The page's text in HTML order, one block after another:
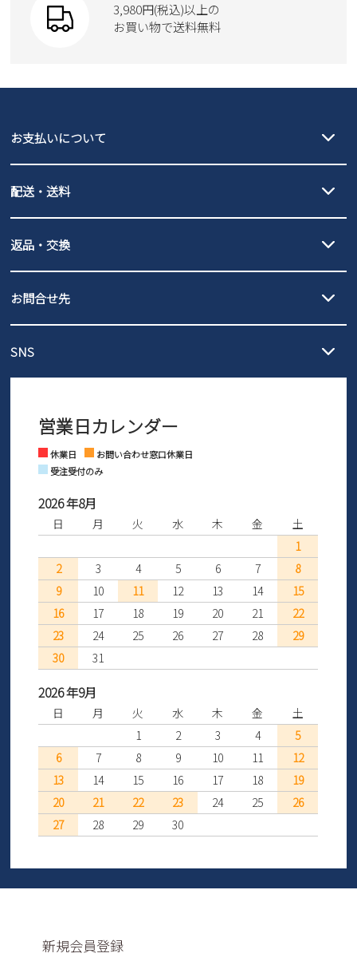
moz
Parade
GAP
new balance
瞬足
3,980円(税込)以上の
お買い物で送料無料
お支払いについて
PayPay（オンライン決済）、代金引換のご利用が可能です。
配送・送料
北海道・本州・四国・九州…550円
3,980円（税込）以上お買い上げで送料無料
発送日・送料詳細については
ご利用ください。
全国一律…220円（税込）
発送日・送料詳細についてはご利用ガイドを
ご利用ください。
返品・交換
の片道無料サービスを実施中！
ントとしても安心してご利用いただけるよう、サイズ交換の受付期
さい。
お問合せ先
営業時間：11時～17時
※土日祝はお問い合わせ窓口休業日となります。
SNS
Facebook Instagram
営業日カレンダー
休業日
お問い合わせ窓口休業日
受注受付のみ
2026 年8月
日 月 火 水 木 金
土
1
2
3 4 5 6 7
8
9
10 11 12 13 14
15
16
17 18 19 20 21
22
23
24 25 26 27 28
29
30
31
2026 年9月
日 月 火 水 木 金
土
1
2 3 4
5
6
7 8 9 10 11
12
13
14 15 16 17 18
19
20
21 22 23 24 25
26
27
28 29 30
新規会員登録